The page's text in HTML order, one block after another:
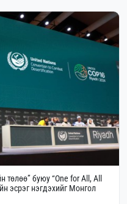
төлөө” буюу “One for All, All
эсрэг нэгдэхийг Монгол